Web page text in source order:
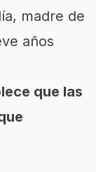
madre de
años
que las